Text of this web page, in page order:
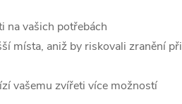
na vašich potřebách
místa, aniž by riskovali zranění při
vašemu zvířeti více možností